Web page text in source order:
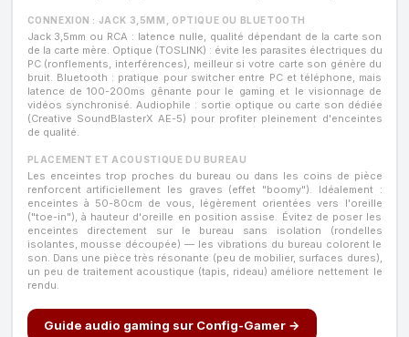
CONNEXION : JACK 3,5MM, OPTIQUE OU BLUETOOTH
Jack 3,5mm ou RCA : latence nulle, qualité dépendant de la carte son
de la carte mère. Optique (TOSLINK) : évite les parasites électriques du
PC (ronflements, interférences), meilleur si votre carte son génère du
bruit. Bluetooth : pratique pour switcher entre PC et téléphone, mais
latence de 100-200ms gênante pour le gaming et le visionnage de
vidéos synchronisé. Audiophile : sortie optique ou carte son dédiée
(Creative SoundBlasterX AE-5) pour profiter pleinement d'enceintes
de qualité.
PLACEMENT ET ACOUSTIQUE DU BUREAU
Les enceintes trop proches du bureau ou dans les coins de pièce
renforcent artificiellement les graves (effet "boomy"). Idéalement :
enceintes à 50-80cm de vous, légèrement orientées vers l'oreille
("toe-in"), à hauteur d'oreille en position assise. Évitez de poser les
enceintes directement sur le bureau sans isolation (rondelles
isolantes, mousse découpée) — les vibrations du bureau colorent le
son. Dans une pièce très résonante (peu de mobilier, surfaces dures),
un peu de traitement acoustique (tapis, rideau) améliore nettement le
rendu.
Guide audio gaming sur Config-Gamer →